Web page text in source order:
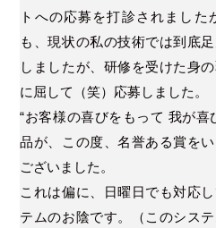
トへの応募を打診されました
も、現状の私の技術では到底
しましたが、研修を受けた身
に屈して（笑）応募しました。
“お客様の喜びをもって 我が喜
品が、この度、名誉ある賞を
ございました。
これは偏に、日曜日でも対応
テムのお陰です。（このシス